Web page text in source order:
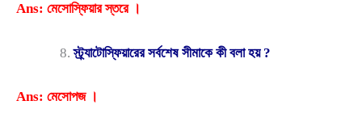
Ans: মেসোস্ফিয়ার স্তরে ।
স্ট্র্যাটোস্ফিয়ারের সর্বশেষ সীমাকে কী বলা হয় ?
Ans: মেসোপজ ।